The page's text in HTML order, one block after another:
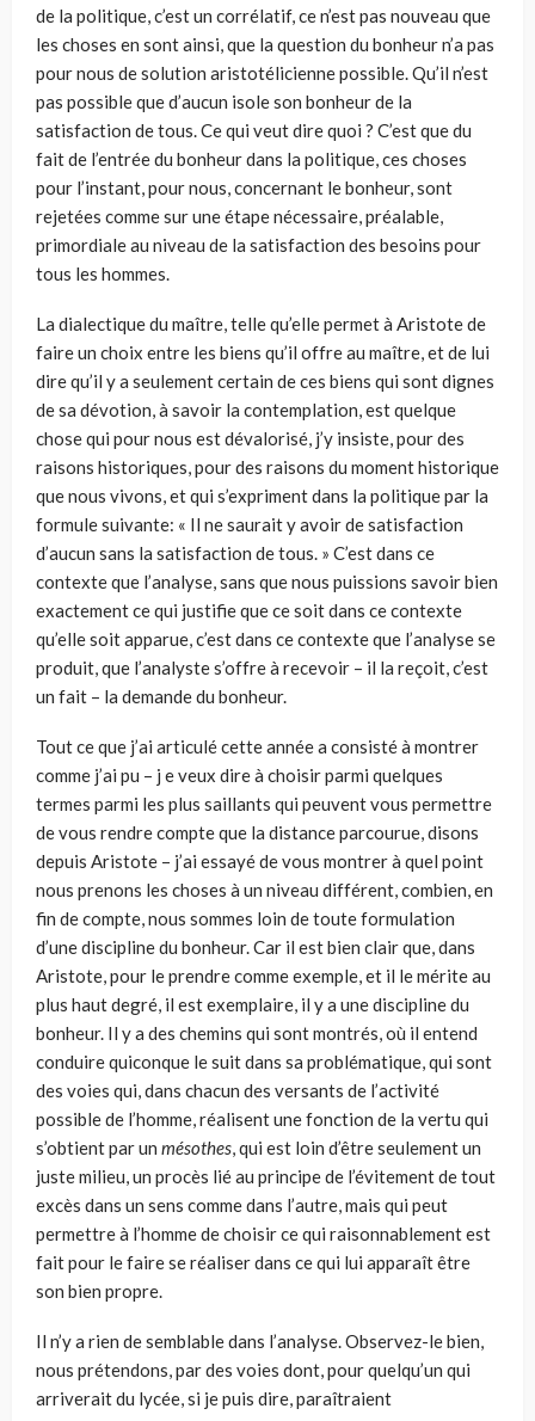
de la politique, c’est un corrélatif, ce n’est pas nouveau que
les choses en sont ainsi, que la question du bonheur n’a pas
pour nous de solution aristotélicienne possible. Qu’il n’est
pas pos­sible que d’aucun isole son bonheur de la
satisfaction de tous. Ce qui veut dire quoi ? C’est que du
fait de l’entrée du bonheur dans la politique, ces choses
pour l’instant, pour nous, concernant le bonheur, sont
rejetées comme sur une étape nécessaire, préalable,
primordiale au niveau de la satisfaction des besoins pour
tous les hommes.
La dialectique du maître, telle qu’elle permet à Aristote de
faire un choix entre les biens qu’il offre au maître, et de lui
dire qu’il y a seulement certain de ces biens qui sont dignes
de sa dévotion, à savoir la contempla­tion, est quelque
chose qui pour nous est dévalorisé, j’y insiste, pour des
raisons historiques, pour des raisons du moment historique
que nous vivons, et qui s’expriment dans la politique par la
formule suivante: « Il ne saurait y avoir de satisfaction
d’aucun sans la satisfaction de tous. » C’est dans ce
contexte que l’analyse, sans que nous puissions savoir bien
exactement ce qui justifie que ce soit dans ce contexte
qu’elle soit apparue, c’est dans ce contexte que l’analyse se
produit, que l’analyste s’offre à recevoir – il la reçoit, c’est
un fait – la demande du bonheur.
Tout ce que j’ai articulé cette année a consisté à montrer
comme j’ai pu – j e veux dire à choisir parmi quelques
termes parmi les plus saillants qui peuvent vous permettre
de vous rendre compte que la distance parcourue, disons
depuis Aristote – j’ai essayé de vous montrer à quel point
nous prenons les choses à un niveau différent, combien, en
fin de compte, nous sommes loin de toute formulation
d’une discipline du bonheur. Car il est bien clair que, dans
Aristote, pour le prendre comme exemple, et il le mérite au
plus haut degré, il est exemplaire, il y a une discipline du
bon­heur. Il y a des chemins qui sont montrés, où il entend
conduire qui­conque le suit dans sa problématique, qui sont
des voies qui, dans chacun des versants de l’activité
possible de l’homme, réalisent une fonction de la vertu qui
s’obtient par un mésothes, qui est loin d’être seulement un
juste milieu, un procès lié au principe de l’évitement de tout
excès dans un sens comme dans l’autre, mais qui peut
permettre à l’homme de choisir ce qui raisonnablement est
fait pour le faire se réaliser dans ce qui lui apparaît être
son bien propre.
Il n’y a rien de semblable dans l’analyse. Observez-le bien,
nous pré­tendons, par des voies dont, pour quelqu’un qui
arriverait du lycée, si je puis dire, paraîtraient